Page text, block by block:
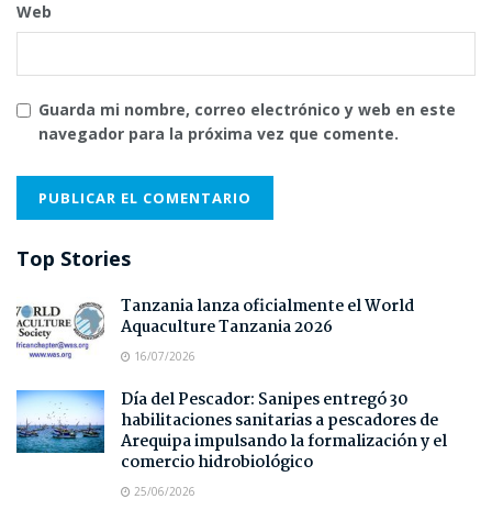
Web
Guarda mi nombre, correo electrónico y web en este
navegador para la próxima vez que comente.
Top Stories
Tanzania lanza oficialmente el World
Aquaculture Tanzania 2026
16/07/2026
Día del Pescador: Sanipes entregó 30
habilitaciones sanitarias a pescadores de
Arequipa impulsando la formalización y el
comercio hidrobiológico
25/06/2026